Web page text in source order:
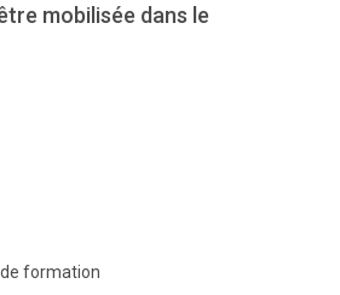
mobilisée dans le
formation